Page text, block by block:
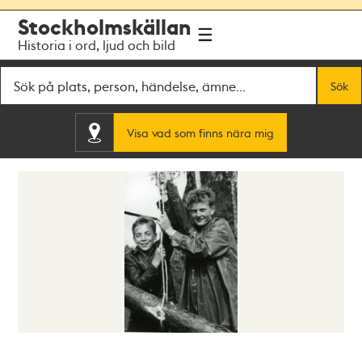
navigationen
huvudinnehållet
Stockholmskällan
Historia i ord, ljud och bild
Sök
Visa vad som finns nära mig